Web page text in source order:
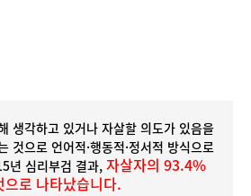
생각하고 있거나 자살할 의도가 있음을
것으로 언어적·행동적·정서적 방식으로
년 심리부검 결과, 자살자의 93.4%
로 나타났습니다.